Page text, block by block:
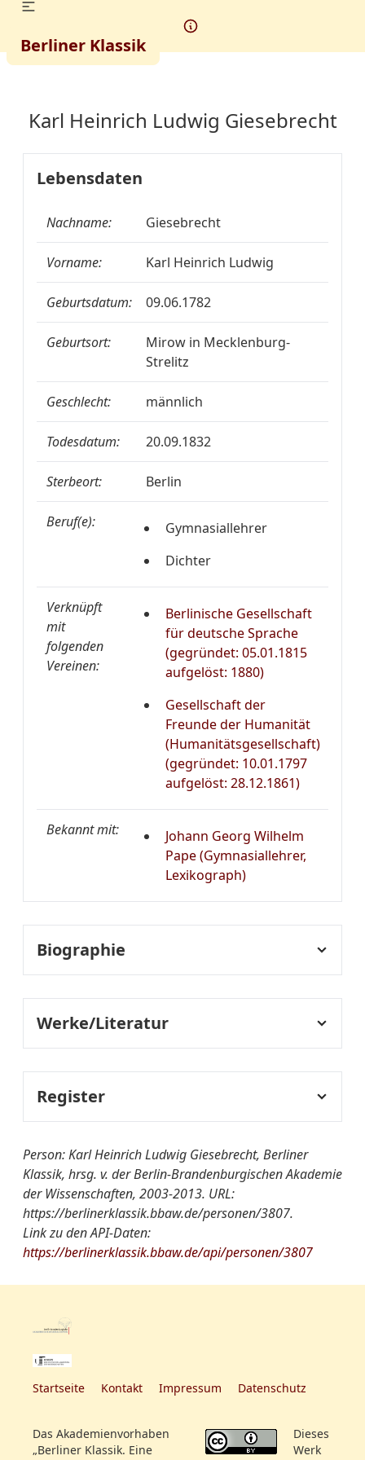
Berliner Klassik
Karl Heinrich Ludwig Giesebrecht
Lebensdaten
Nachname: Giesebrecht
Vorname: Karl Heinrich Ludwig
Geburtsdatum: 09.06.1782
Geburtsort:
Mirow in Mecklenburg-
Strelitz
Geschlecht: männlich
Todesdatum: 20.09.1832
Sterbeort: Berlin
Beruf(e):
Gymnasiallehrer
Dichter
Verknüpft
mit
folgenden
Vereinen:
Berlinische Gesellschaft
für deutsche Sprache
(gegründet: 05.01.1815
aufgelöst: 1880)
Gesellschaft der
Freunde der Humanität
(Humanitätsgesellschaft)
(gegründet: 10.01.1797
aufgelöst: 28.12.1861)
Bekannt mit:
Johann Georg Wilhelm
Pape (Gymnasiallehrer,
Lexikograph)
Biographie
Lebenslauf:
1782
Karl Heinrich Ludwig
Giesebrecht wird am 9. Juni
in Mirow in Mecklenburg-
Strelitz geboren.
Gymnasium
1800
Studium der Philosophie
und Theologie in Halle.
Köllnischen Gymnasium
Humanität"
Gesellschaft für Deutsche
Werke/Literatur
Auswahlbibliographie
Sekundärliteratur:
Ludwig Giesebrecht als
Ludwig Giesebrecht als
Dichter, Gelehrter und
Schulmann dargestellt
von Franz Kern
Register
Gymnasiallehrer
Pädagogik
Institutionsregister:
Gymnasium
Register:
Person: Karl Heinrich Ludwig Giesebrecht, Berliner
Klassik, hrsg. v. der Berlin-Brandenburgischen Akademie
der Wissenschaften, 2003-2013. URL:
https://berlinerklassik.bbaw.de/personen/3807.
Link zu den API-Daten:
https://berlinerklassik.bbaw.de/api/personen/3807
Startseite Kontakt Impressum Datenschutz
Das Akademienvorhaben
„Berliner Klassik. Eine
Dieses
Werk